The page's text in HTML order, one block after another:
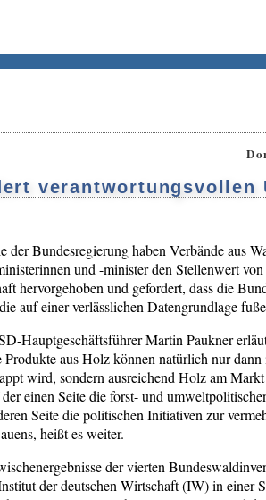
verantwortungsvollen
der Bundesregierung haben Verbände aus
und -minister den Stellenwert
hervorgehoben und gefordert, dass die
auf einer verlässlichen Datengrundlage
Hauptgeschäftsführer Martin Paukner
aus Holz können natürlich nur
wird, sondern ausreichend Holz am
einen Seite die forst- und
Seite die politischen Initiativen zur
heißt es weiter.
der vierten
der deutschen Wirtschaft (IW) in einer